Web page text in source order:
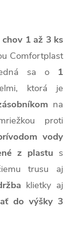
chov 1 až 3 ks
Comfortplast
sa o 1
ktorá je
na
proti
vody
z plastu s
trusu aj
klietky aj
do výšky 3